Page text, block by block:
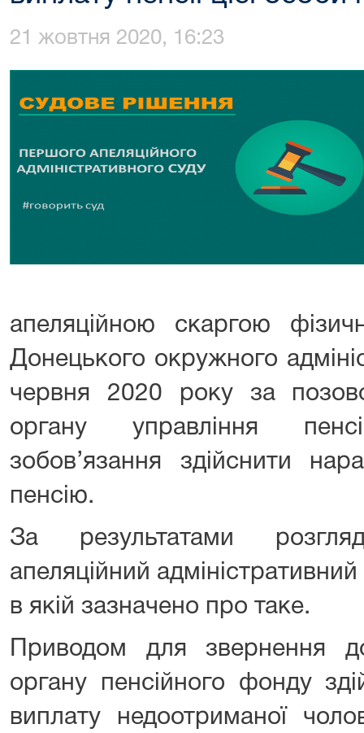
21 жовтня 2020, 16:23
апеляційною скаргою
Донецького окружного
червня 2020 року за
органу управління
зобов’язання здійснити
пенсію.
За результатами
апеляційний
в якій зазначено про таке.
Приводом для звернення
органу пенсійного фонду
виплату недоотриманої